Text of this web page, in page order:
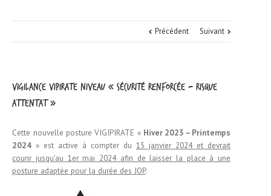
Précédent Suivant
Vigilance VIPIRATE niveau « sécurité renforcée – risque
attentat »
Cette nouvelle posture VIGIPIRATE « Hiver 2023 – Printemps
2024 » est active à compter du15 janvier 2024 et devrait
courir jusqu’au 1er mai 2024 afin de laisser la place à une
posture adaptée pour la durée des JOP.